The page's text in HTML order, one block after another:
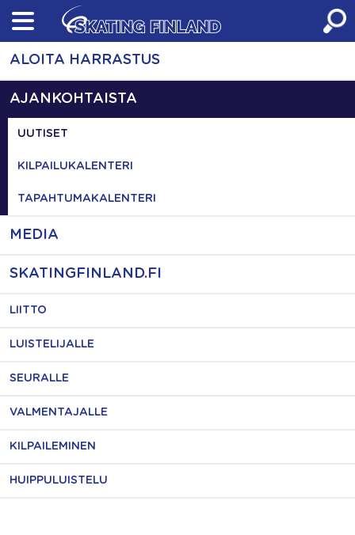
Skip
content
ALOITA HARRASTUS
AJANKOHTAISTA
UUTISET
KILPAILUKALENTERI
TAPAHTUMAKALENTERI
MEDIA
SKATINGFINLAND.FI
LIITTO
LUISTELIJALLE
SEURALLE
VALMENTAJALLE
KILPAILEMINEN
HUIPPULUISTELU